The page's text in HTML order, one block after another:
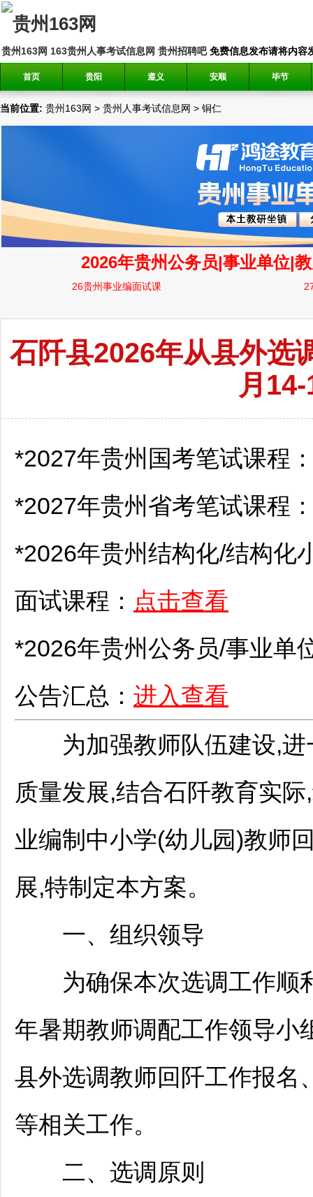
贵州163网 163贵州人事考试信息网 贵州招聘吧免费信息发布请将内容
首页 贵阳 遵义 安顺 毕节
当前位置: 贵州163网 > 贵州人事考试信息网 > 铜仁
石阡县2026年从县外选
月
*2027年贵州国考笔试课程
*2027年贵州省考笔试课程
*2026年贵州结构化/结构化
面试课程： 点击查看
*2026年贵州公务员/事业单
公告汇总： 进入查看
为加强教师队伍建设,
质量发展,结合石阡教育实际
业编制中小学(幼儿园)教师
展,特制定本方案。
一、组织领导
为确保本次选调工作顺
年暑期教师调配工作领导小
县外选调教师回阡工作报名
等相关工作。
二、选调原则